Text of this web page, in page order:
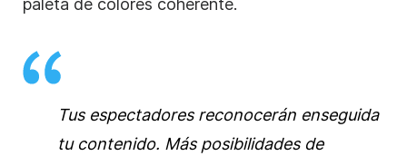
paleta de colores coherente.
Tus espectadores reconocerán enseguida
tu contenido. Más posibilidades de